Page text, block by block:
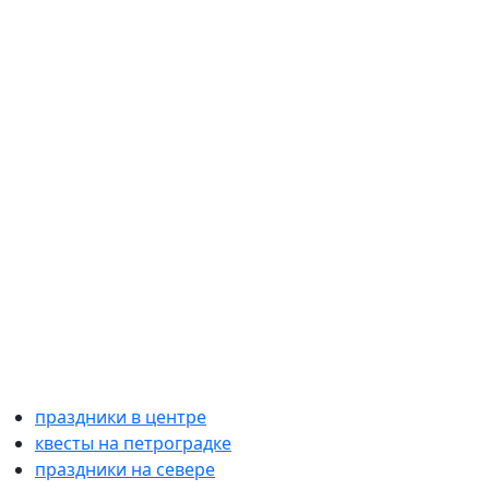
праздники в центре
квесты на петроградке
праздники на севере